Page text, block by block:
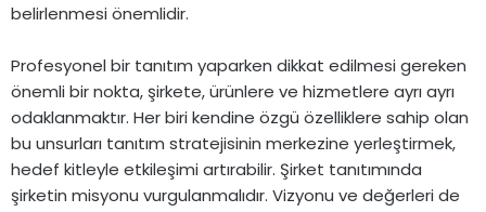
belirlenmesi önemlidir.
Profesyonel bir tanıtım yaparken dikkat edilmesi gereken
önemli bir nokta, şirkete, ürünlere ve hizmetlere ayrı ayrı
odaklanmaktır. Her biri kendine özgü özelliklere sahip olan
bu unsurları tanıtım stratejisinin merkezine yerleştirmek,
hedef kitleyle etkileşimi artırabilir. Şirket tanıtımında
şirketin misyonu vurgulanmalıdır. Vizyonu ve değerleri de